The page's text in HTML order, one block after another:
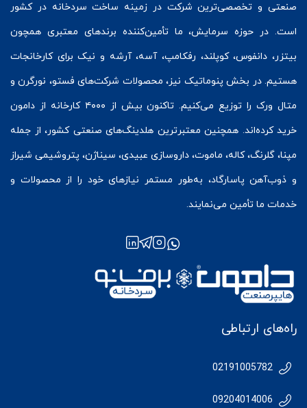
صنعتی و تخصصی‌ترین شرکت در زمینه ساخت سردخانه در کشور
است. در حوزه سرمایش، ما تأمین‌کننده برندهای معتبری همچون
بیتزر، دانفوس،کوپلند، رفکامپ، آسه، آرشه و نیک برای کارخانجات
هستیم. در بخش پنوماتیک نیز، محصولات شرکت‌های فستو، نورگرن و
متال ورک
را توزیع می‌کنیم. تاکنون بیش از ۴۰۰۰ کارخانه از دامون
خرید کرده‌اند. همچنین معتبرترین هلدینگ‌های صنعتی کشور، از جمله
مپنا، گلرنگ، کاله، ماموت، داروسازی عبیدی، سیناژن، پتروشیمی شیراز
و ذوب‌آهن پاسارگاد، به‌طور مستمر نیازهای خود را از محصولات و
خدمات ما تأمین می‌نمایند.
راه‌های ارتباطی
02191005782
09204014006